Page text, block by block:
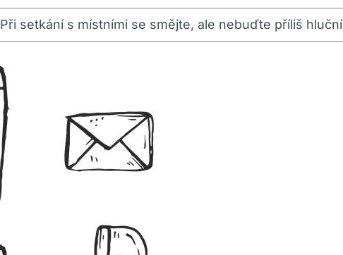
Při setkání s místními se smějte, ale nebuďte příliš hluční